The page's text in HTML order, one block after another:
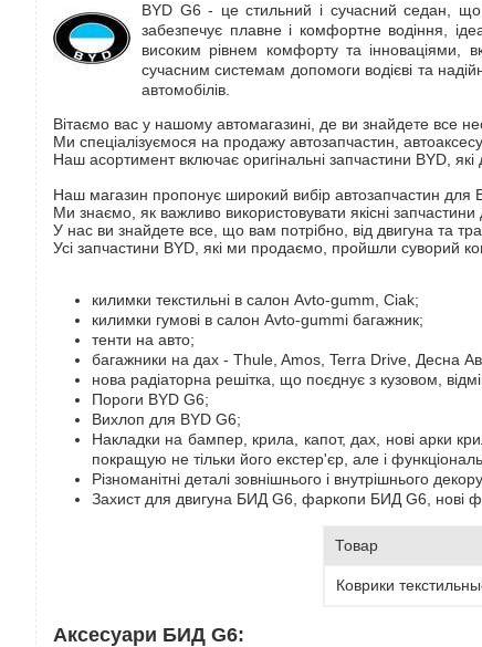
BYD G6 - це стильний і сучасний седан, що
забезпечує плавне і комфортне водіння,
високим рівнем комфорту та інноваціями,
сучасним системам допомоги водієві та
автомобілів.
Вітаємо вас у нашому автомагазині, де ви знайдете все
Ми спеціалізуємося на продажу автозапчастин,
Наш асортимент включає оригінальні запчастини BYD,
Наш магазин пропонує широкий вибір автозапчастин для
Ми знаємо, як важливо використовувати якісні
У нас ви знайдете все, що вам потрібно, від двигуна та
Усі запчастини BYD, які ми продаємо, пройшли суворий
килимки текстильні в салон Avto-gumm, Ciak;
килимки гумові в салон Avto-gummі багажник;
тенти на авто;
багажники на дах - Thule, Amos, Terra Drive, Десна
нова радіаторна решітка, що поєднує з кузовом,
Пороги BYD G6;
Вихлоп для BYD G6;
Накладки на бампер, крила, капот, дах, нові арки
покращую не тільки його екстер'єр, але і
Різноманітні деталі зовнішнього і внутрішнього
Захист для двигуна БИД G6, фаркопи БИД G6, нові
Товар
Коврики
Аксесуари БИД G6: